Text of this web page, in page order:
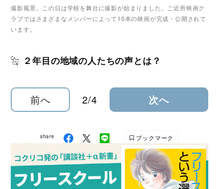
撮影風景。この日は学校を舞台に撮影が始まりました。ご近所映画ク
ラブではさまざまなメンバーによって10本の映画が完成・公開されて
います。
２年目の地域の人たちの声とは？
前へ 2/4 次へ
share ブックマーク